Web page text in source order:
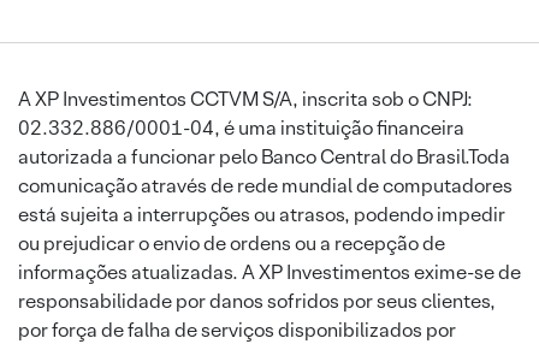
A XP Investimentos CCTVM S/A, inscrita sob o CNPJ:
02.332.886/0001-04, é uma instituição financeira
autorizada a funcionar pelo Banco Central do Brasil.Toda
comunicação através de rede mundial de computadores
está sujeita a interrupções ou atrasos, podendo impedir
ou prejudicar o envio de ordens ou a recepção de
informações atualizadas. A XP Investimentos exime-se de
responsabilidade por danos sofridos por seus clientes,
por força de falha de serviços disponibilizados por